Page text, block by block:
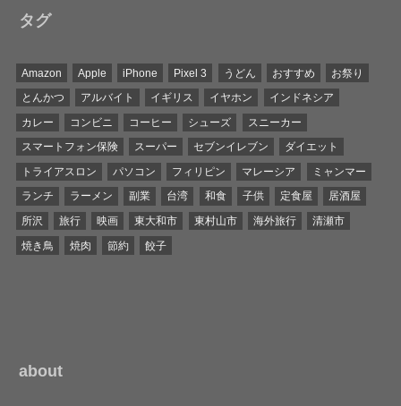
タグ
Amazon Apple iPhone Pixel 3 うどん おすすめ
お祭り
とんかつ
アルバイト イギリス イヤホン
インドネシア
カレー
コンビニ コーヒー シューズ
スニーカー
スマートフォン保険
スーパー セブンイレブン
ダイエット
トライアスロン
パソコン フィリピン マレーシア
ミャンマー
ランチ
ラーメン 副業 台湾 和食 子供 定食屋
居酒屋
所沢
旅行 映画 東大和市 東村山市 海外旅行
清瀬市
焼き鳥
焼肉 節約 餃子
about